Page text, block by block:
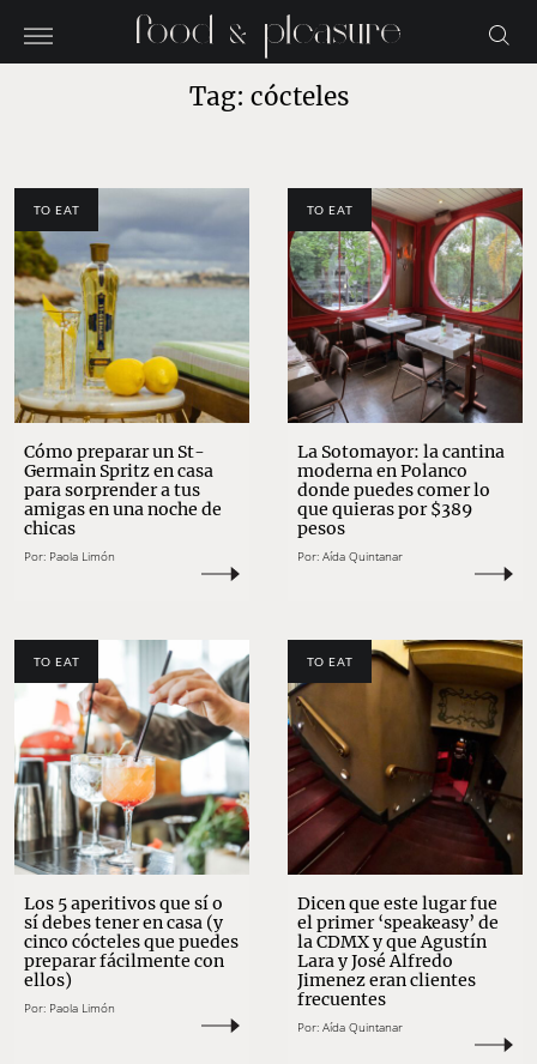
Tag: cócteles
TO EAT
Cómo preparar un St-
Germain Spritz en casa
para sorprender a tus
amigas en una noche de
chicas
Por: Paola Limón
TO EAT
La Sotomayor: la cantina
moderna en Polanco
donde puedes comer lo
que quieras por $389
pesos
Por: Aída Quintanar
TO EAT
Los 5 aperitivos que sí o
sí debes tener en casa (y
cinco cócteles que puedes
preparar fácilmente con
ellos)
Por: Paola Limón
TO EAT
Dicen que este lugar fue
el primer ‘speakeasy’ de
la CDMX y que Agustín
Lara y José Alfredo
Jimenez eran clientes
frecuentes
Por: Aída Quintanar